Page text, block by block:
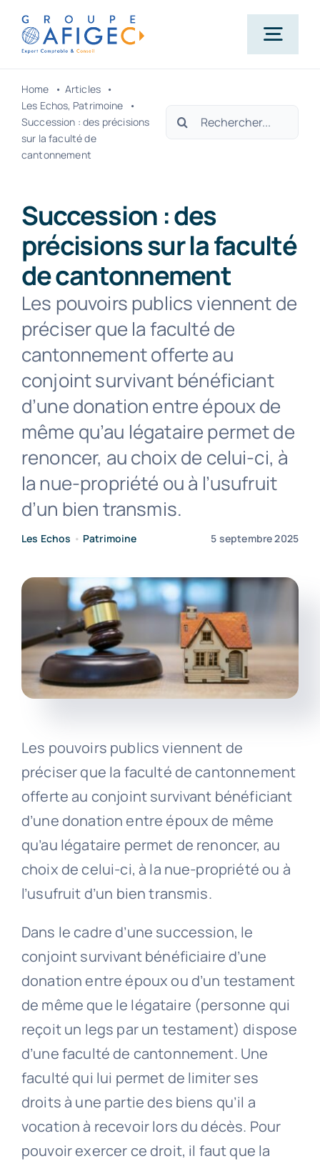
Passer
contenu
Nos métiers
Actualités
Carrière
Contact
Home
Articles
Les Echos Patrimoine
Succession : des précisions
sur la faculté de
cantonnement
Rechercher:
Succession : des
précisions sur la faculté
de cantonnement
Les pouvoirs publics viennent de
préciser que la faculté de
cantonnement offerte au
conjoint survivant bénéficiant
d’une donation entre époux de
même qu’au légataire permet de
renoncer, au choix de celui-ci, à
la nue-propriété ou à l’usufruit
d’un bien transmis.
Les Echos • Patrimoine 5 septembre 2025
Les pouvoirs publics viennent de
préciser que la faculté de cantonnement
offerte au conjoint survivant bénéficiant
d’une donation entre époux de même
qu’au légataire permet de renoncer, au
choix de celui-ci, à la nue-propriété ou à
l’usufruit d’un bien transmis.
Dans le cadre d’une succession, le
conjoint survivant bénéficiaire d’une
donation entre époux ou d’un testament
de même que le légataire (personne qui
reçoit un legs par un testament) dispose
d’une faculté de cantonnement. Une
faculté qui lui permet de limiter ses
droits à une partie des biens qu’il a
vocation à recevoir lors du décès. Pour
pouvoir exercer ce droit, il faut que la